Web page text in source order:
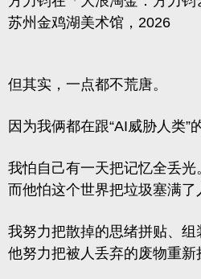
苏州金鸡湖美术馆，2026
但其实，一点都不荒唐。
因为我俩都在跟“AI威胁人类”
我怕自己有一天把记忆全丢光
而他怕这个世界把垃圾塞满了
我努力把散掉的思绪拼贴、组
他努力把被人丢弃的废物重新